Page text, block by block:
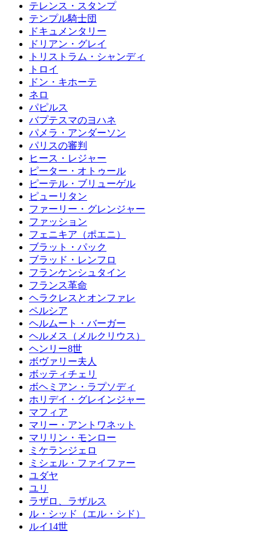
テレンス・スタンプ
テンプル騎士団
ドキュメンタリー
ドリアン・グレイ
トリストラム・シャンディ
トロイ
ドン・キホーテ
ネロ
パピルス
バプテスマのヨハネ
パメラ・アンダーソン
パリスの審判
ヒース・レジャー
ピーター・オトゥール
ピーテル・ブリューゲル
ピューリタン
ファーリー・グレンジャー
ファッション
フェニキア（ポエニ）
ブラット・パック
ブラッド・レンフロ
フランケンシュタイン
フランス革命
ヘラクレスとオンファレ
ペルシア
ヘルムート・バーガー
ヘルメス（メルクリウス）
ヘンリー8世
ボヴァリー夫人
ボッティチェリ
ボヘミアン・ラプソディ
ホリデイ・グレインジャー
マフィア
マリー・アントワネット
マリリン・モンロー
ミケランジェロ
ミシェル・ファイファー
ユダヤ
ユリ
ラザロ、ラザルス
ル・シッド（エル・シド）
ルイ14世